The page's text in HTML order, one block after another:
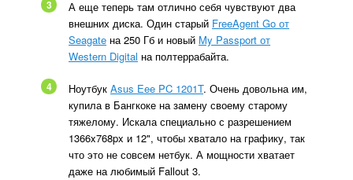
А еще теперь там отлично себя чувствуют два
внешних диска. Один старый FreeAgent Go от
Seagate на 250 Гб и новый My Passport от
Western Digital на полтеррабайта.
3
НоутбукAsus Eee PC 1201T. Очень довольна им,
купила в Бангкоке на замену своему старому
тяжелому. Искала специально с разрешением
1366x768px и 12", чтобы хватало на графику, так
что это не совсем нетбук. А мощности хватает
даже на любимый Fallout 3.
4